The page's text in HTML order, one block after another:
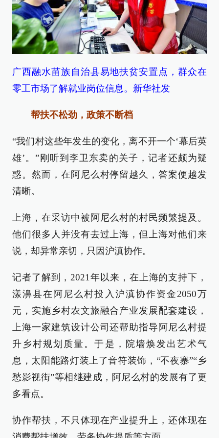
广西融水苗族自治县易地扶贫安置点，群众在
零工市场了解就业岗位信息。新华社发
帮扶不松劲，政策不断档
“我们村这些年发生的变化，离不开一个‘幕后英
雄’。”刚听到李卫东卖的关子，记者还颇为疑
惑。然而，在阿尼么村停留越久，答案便越发
清晰。
上海，在采访中被阿尼么村的村民频繁提及。
他们很多人并没有去过上海，但上海对他们来
说，却异常亲切，只因沪滇协作。
记者了解到，2021年以来，在上海的支持下，
漾濞县在阿尼么村投入沪滇协作资金2050万
元，实施乡村农文旅融合产业发展配套建设，
上海一家建筑设计公司还帮助指导阿尼么村提
升乡村规划质量。于是，院墙焕发出艺术气
息，太阳能路灯装上了音符装饰，“不夜寨”“乡
愁影视街”等相继建成，阿尼么村的发展有了更
多看点。
协作帮扶，不只体现在产业提升上，还体现在